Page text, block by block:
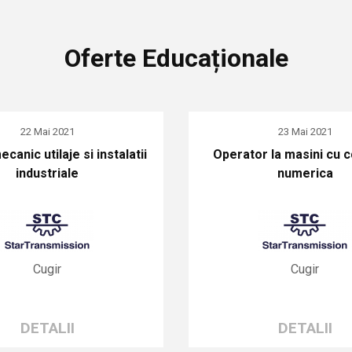
Oferte Educaționale
22 Mai 2021
utilaje si instalatii
industriale
Cugir
DETALII
23 Mai 2021
Operator la masini cu
numerica
Cugir
DETALII